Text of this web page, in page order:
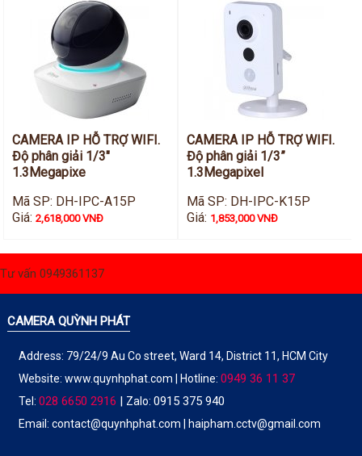
CAMERA IP HỖ TRỢ WIFI.
Độ phân giải 1/3"
1.3Megapixe
Mã SP: DH-IPC-A15P
Giá:2,618,000 VNĐ
CAMERA IP HỖ TRỢ WIFI.
Độ phân giải 1/3”
1.3Megapixel
Mã SP: DH-IPC-K15P
Giá: 1,853,000 VNĐ
Tư vấn 0949361137
CAMERA QUỲNH PHÁT
Address: 79/24/9 Au Co street, Ward 14, District 11, HCM City
Website: www.quynhphat.com | Hotline: 0949 36 11 37
Tel: 028 6650 2916 | Zalo: 0915 375 940
Email: contact@quynhphat.com | haipham.cctv@gmail.com